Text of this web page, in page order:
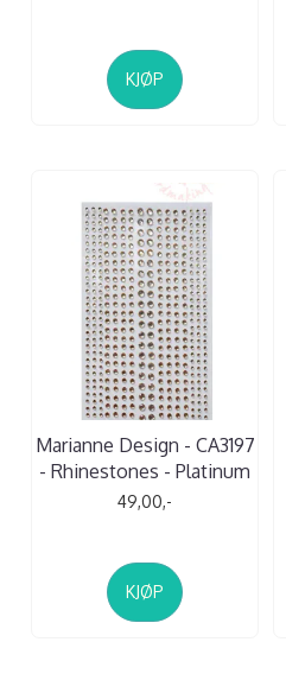
KJØP
Marianne Design - CA3197
- Rhinestones - Platinum
49,00,-
KJØP